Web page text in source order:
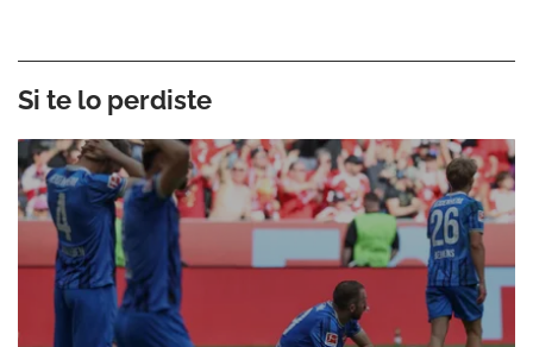
Si te lo perdiste